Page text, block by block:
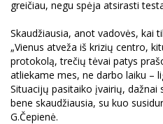
greičiau, negu spėja atsirasti
Skaudžiausia, anot vadovės, kai
„Vienus atveža iš krizių centro,
protokolą, trečių tėvai patys
atliekame mes, ne darbo laiku –
Situacijų pasitaiko įvairių, dažnai
bene skaudžiausia, su kuo
G.Čepienė.